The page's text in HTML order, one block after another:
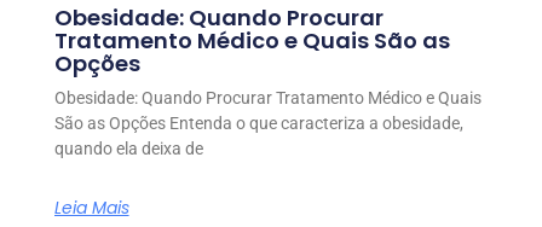
Obesidade: Quando Procurar
Tratamento Médico e Quais São as
Opções
Obesidade: Quando Procurar Tratamento Médico e Quais
São as Opções Entenda o que caracteriza a obesidade,
quando ela deixa de
Leia Mais